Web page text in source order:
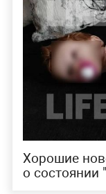
Хорошие
о состоянии